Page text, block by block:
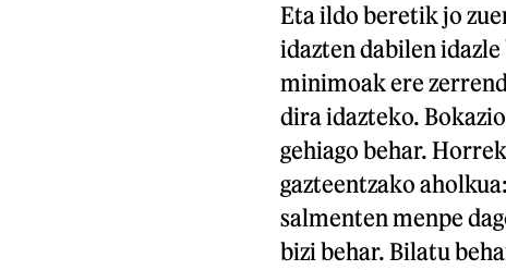
Eta ildo beretik jo
idazten dabilen
minimoak ere
dira idazteko.
gehiago behar.
gazteentzako
salmenten menpe
bizi behar. Bilatu